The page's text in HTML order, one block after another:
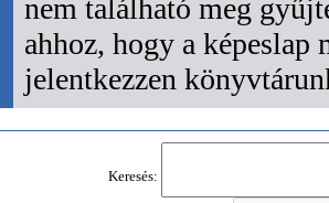
nem található meg
ahhoz, hogy a képeslap
jelentkezzen
Keresés: